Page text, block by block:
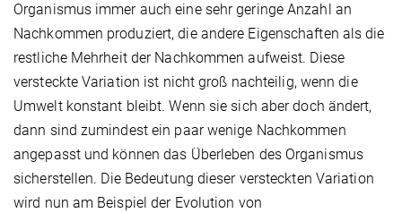
Organismus immer auch eine sehr geringe Anzahl an
Nachkommen produziert, die andere Eigenschaften als die
restliche Mehrheit der Nachkommen aufweist. Diese
versteckte Variation ist nicht groß nachteilig, wenn die
Umwelt konstant bleibt. Wenn sie sich aber doch ändert,
dann sind zumindest ein paar wenige Nachkommen
angepasst und können das Überleben des Organismus
sicherstellen. Die Bedeutung dieser versteckten Variation
wird nun am Beispiel der Evolution von